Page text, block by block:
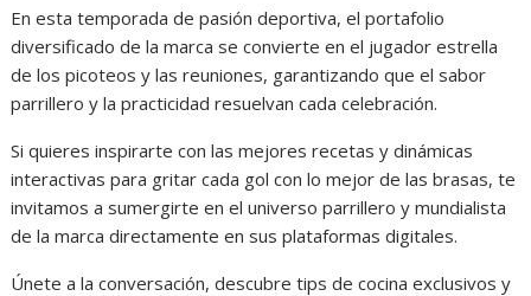
En esta temporada de pasión deportiva, el portafolio
diversificado de la marca se convierte en el jugador estrella
de los picoteos y las reuniones, garantizando que el sabor
parrillero y la practicidad resuelvan cada celebración.
Si quieres inspirarte con las mejores recetas y dinámicas
interactivas para gritar cada gol con lo mejor de las brasas, te
invitamos a sumergirte en el universo parrillero y mundialista
de la marca directamente en sus plataformas digitales.
Únete a la conversación, descubre tips de cocina exclusivos y